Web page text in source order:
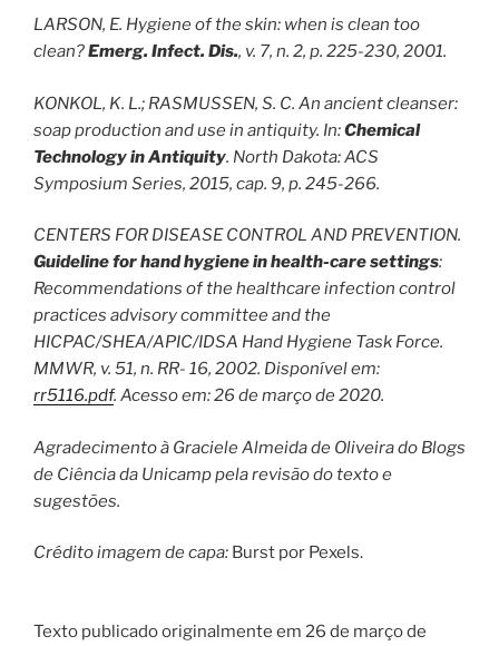
LARSON, E. Hygiene of the skin: when is clean too
clean?Emerg. Infect. Dis., v. 7, n. 2, p. 225-230, 2001.
KONKOL, K. L.; RASMUSSEN, S. C. An ancient cleanser:
soap production and use in antiquity. In:Chemical
Technology in Antiquity. North Dakota: ACS
Symposium Series, 2015, cap. 9, p. 245-266.
CENTERS FOR DISEASE CONTROL AND PREVENTION.
Guideline for hand hygiene in health-care settings:
Recommendations of the healthcare infection control
practices advisory committee and the
HICPAC/SHEA/APIC/IDSA Hand Hygiene Task Force.
MMWR, v. 51, n. RR- 16, 2002. Disponível em:
rr5116.pdf. Acesso em: 26 de março de 2020.
Agradecimento à Graciele Almeida de Oliveira do Blogs
de Ciência da Unicamp pela revisão do texto e
sugestões.
Crédito imagem de capa: Burst por Pexels.
Texto publicado originalmente em 26 de março de